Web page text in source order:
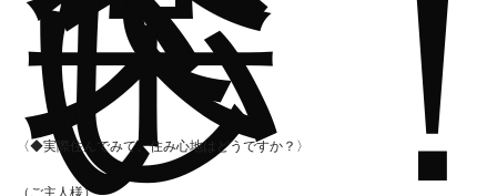
〈◆実際住んでみて、住み心地はどうですか？〉
（ご主人様）